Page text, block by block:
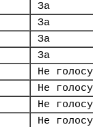
За
За
За
За
Не
Не
Не
Не